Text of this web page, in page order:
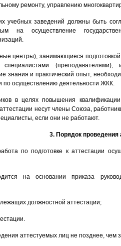
ремонту, управлению
учебных заведений должны быть
на осуществление
центры), занимающиеся
знания и практический опыт,
по осуществлению деятельности ЖКК.
в целях повышения
несут члены Союза,
если они не работают.
3. Порядок проведения
по подготовке к аттестации
на основании приказа
должностной аттестации;
аттестуемых лиц не позднее, чем